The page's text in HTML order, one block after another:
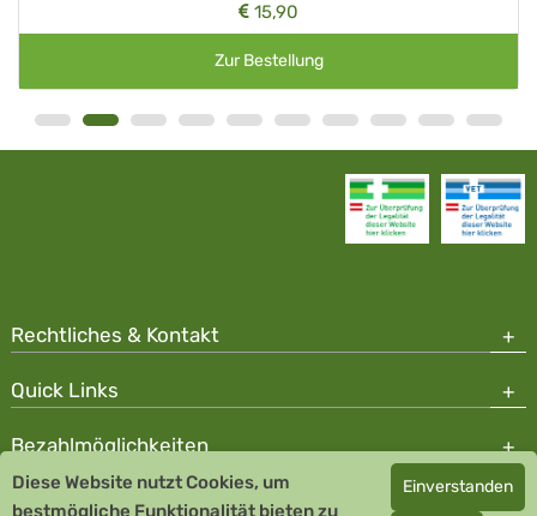
15,90
Zur Bestellung
Rechtliches & Kontakt
Quick Links
Bezahlmöglichkeiten
Copyright © 2026 Team Santé Salvator Apotheke - GDP zertifiziert
Diese Website nutzt Cookies, um
bestmögliche Funktionalität bieten zu
Einverstanden